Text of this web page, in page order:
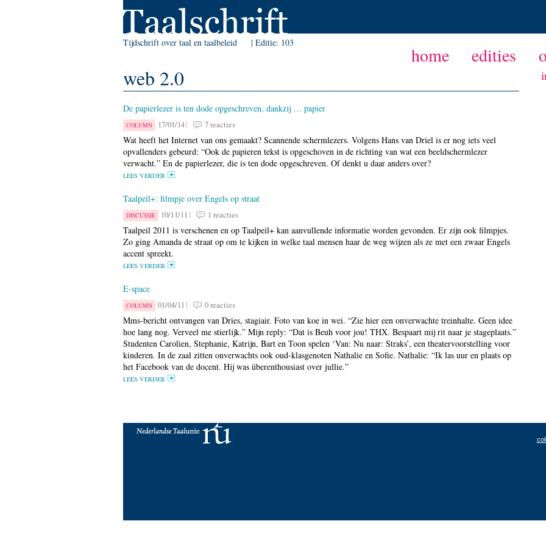
Skip to Navigation
Tijdschrift over taal en taalbeleid Editie: 103
home edities
web 2.0
De papierlezer is ten dode opgeschreven, dankzij … papier
COLUMN 17/01/14 7 reacties
Wat heeft het Internet van ons gemaakt? Scannende schermlezers. Volgens Hans van Driel is er nog iets veel
opvallenders gebeurd: “Ook de papieren tekst is opgeschoven in de richting van wat een beeldschermlezer
verwacht.” En de papierlezer, die is ten dode opgeschreven. Of denkt u daar anders over?
LEES VERDER
Taalpeil+: filmpje over Engels op straat
DISCUSSIE 10/11/11 1 reacties
Taalpeil 2011 is verschenen en op Taalpeil+ kan aanvullende informatie worden gevonden. Er zijn ook filmpjes.
Zo ging Amanda de straat op om te kijken in welke taal mensen haar de weg wijzen als ze met een zwaar Engels
accent spreekt.
LEES VERDER
E-space
COLUMN 01/04/11 0 reacties
Mms-bericht ontvangen van Dries, stagiair. Foto van koe in wei. “Zie hier een onverwachte treinhalte. Geen idee
hoe lang nog. Verveel me stierlijk.” Mijn reply: “Dat is Beuh voor jou! THX. Bespaart mij rit naar je stageplaats.”
Studenten Carolien, Stephanie, Katrijn, Bart en Toon spelen ‘Van: Nu naar: Straks’, een theatervoorstelling voor
kinderen. In de zaal zitten onverwachts ook oud-klasgenoten Nathalie en Sofie. Nathalie: “Ik las uur en plaats op
het Facebook van de docent. Hij was überenthousiast over jullie.”
LEES VERDER